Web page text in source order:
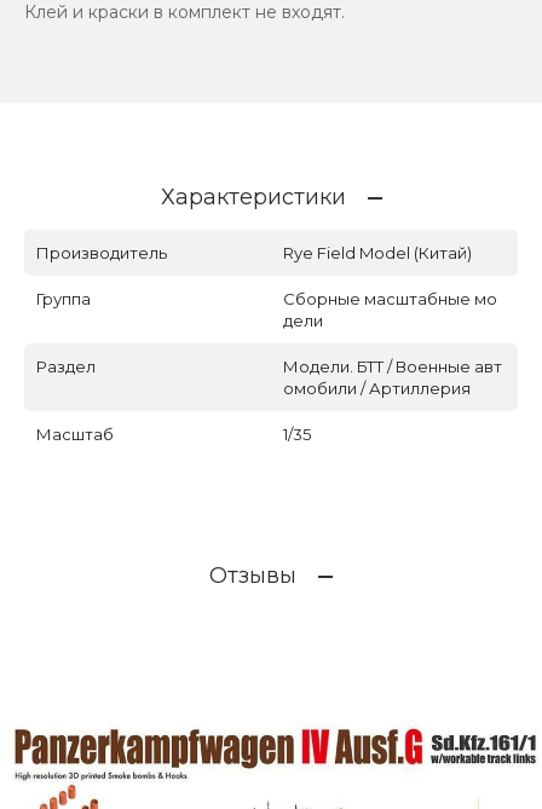
Клей и краски в комплект не входят.
Характеристики
Производитель Rye Field Model (Китай)
Группа
Сборные масштабные мо
дели
Раздел
Модели. БТТ / Военные авт
омобили / Артиллерия
Масштаб 1/35
Отзывы